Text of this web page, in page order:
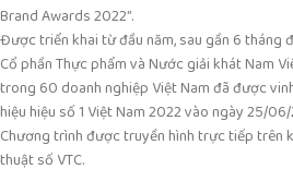
Brand Awards 2022”.
Được triển khai từ đầu năm, sau gần 6 tháng
Cổ phần Thực phẩm và Nước giải khát Nam
trong 60 doanh nghiệp Việt Nam đã được
hiệu hiệu số 1 Việt Nam 2022 vào ngày 25/
Chương trình được truyền hình trực tiếp trên
thuật số VTC.